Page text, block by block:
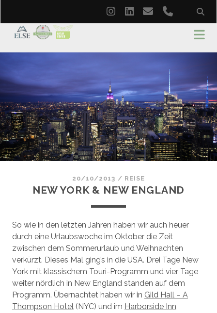
instagram
linkedin
emailphone
20/10/2013 / REISE
NEW YORK & NEW ENGLAND
So wie in den letzten Jahren haben wir auch heuer
durch eine Urlaubswoche im Oktober die Zeit
zwischen dem Sommerurlaub und Weihnachten
verkürzt. Dieses Mal ging’s in die USA. Drei Tage New
York mit klassischem Touri-Programm und vier Tage
weiter nördlich in New England standen auf dem
Programm. Übernachtet haben wir in Gild Hall – A
Thompson Hotel(NYC) und im Harborside Inn